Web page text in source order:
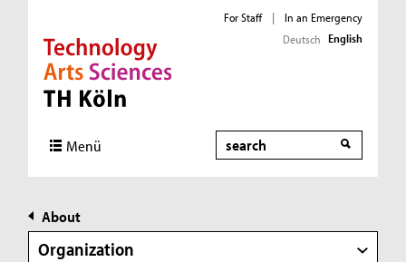
Direkt zur Hauptnavigation
Direkt zur Subnavigation
Direkt zum Inhalt
Direkt zum Fußbereich
For Staff |
In an Emergency
Deutsch English
Menü Search
About
Organization